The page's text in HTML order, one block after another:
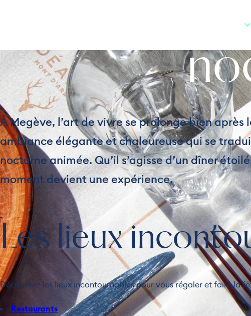
À Megève, l’art de vivre se prolonge bien
ambiance élégante et chaleureuse qui se
nocturne animée. Qu’il s’agisse d’un dîner
moment devient une expérience.
Les lieux
Découvrez les lieux incontournables pour vous régaler et faire la
Restaurants